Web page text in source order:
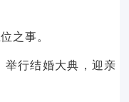
之事。
举行结婚大典，迎亲